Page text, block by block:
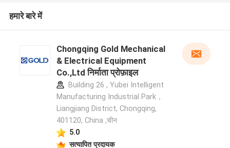
हमारे बारे में
Chongqing Gold Mechanical
& Electrical Equipment
Co.,Ltd निर्माता प्रोफ़ाइल
Building 26 , Yubei Intelligent
Manufacturing Industrial Park，
Liangjiang District, Chongqing,
401120, China ,चीन
5.0
सत्यापित प्रदायक